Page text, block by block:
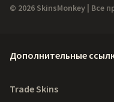
© 2026 SkinsMonkey | Все
Дополнительные
Trade Skins